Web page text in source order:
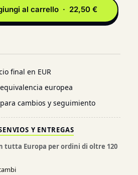
al carrello · 22,50 €
final en EUR
europea
cambios y seguimiento
ENVIOS Y ENTREGAS
tutta Europa per ordini di oltre 120